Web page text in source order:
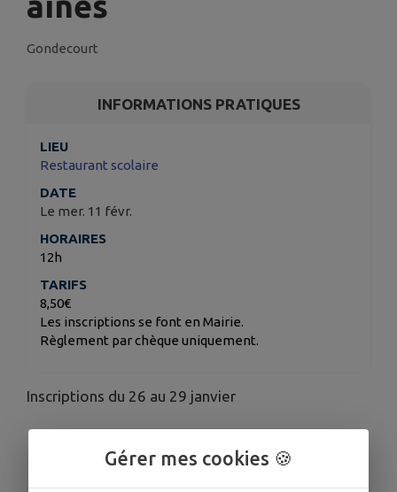
Gondecourt
INFORMATIONS PRATIQUES
LIEU
Restaurant scolaire
DATE
Le mer. 11 févr.
HORAIRES
12h
TARIFS
8,50€
Les inscriptions se font en Mairie.
Règlement par chèque uniquement.
Inscriptions du 26 au 29 janvier
Gérer mes cookies 🍪